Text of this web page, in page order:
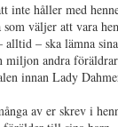
inte håller med
som väljer att vara
alltid – ska lämna
miljon andra
innan Lady
av er skrev i